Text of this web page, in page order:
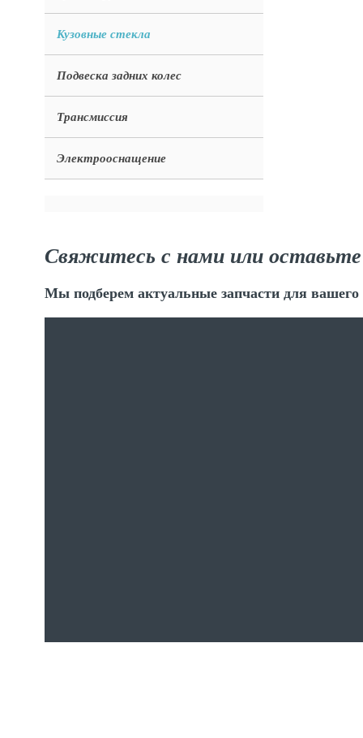
Кузовные стекла
Подвеска задних колес
Трансмиссия
Электрооснащение
Свяжитесь с нами или оставьте
Мы подберем актуальные запчасти для вашего